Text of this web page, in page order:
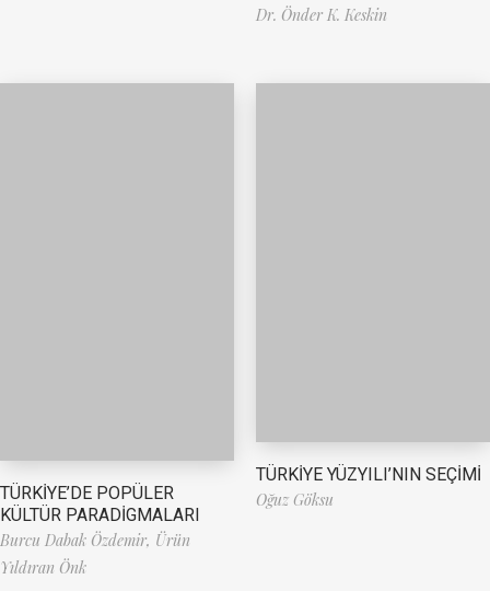
Dr. Önder K. Keskin
TÜRKİYE’DE POPÜLER
KÜLTÜR PARADİGMALARI
Burcu Dabak Özdemir, Ürün
Yıldıran Önk
TÜRKİYE YÜZYILI’NIN SEÇİMİ
Oğuz Göksu